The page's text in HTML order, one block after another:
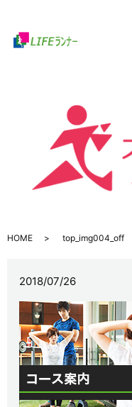
HOME top_img004_off
2018/07/26